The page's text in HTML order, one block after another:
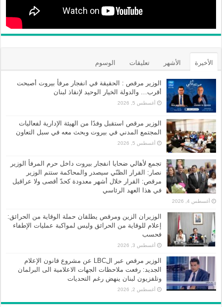
الأخيرة الأشهر تعليقات الوسوم
الوزير مرقص : الحقيقة في انفجار مرفأ بيروت أصبحت
أقرب… والدولة الخيار الوحيد لإنقاذ لبنان
أغسطس 5, 2026
الوزير مرقص استقبل وفدًا من الهيئة الإدارية لفعاليات
المجتمع المدني في بيروت وبحث معه في سبل التعاون
أغسطس 5, 2026
تجمع لأهالي ضحايا انفجار بيروت داخل حرم المرفأ الوزير
نصار: القرار الظنّي سيصدر والمحاكمة ستتم الوزير
مرقص: القرار خلال أشهر معدودة كحدّ أقصى ولا عراقيل
في هذا العهد الرئاسي
أغسطس 4, 2026
الوزيران الزين ومرقص يطلقان حملة الوقاية من الحرائق:
إعلام للوقاية من الحرائق وليس لمواكبة عمليات الإطفاء
فحسب
أغسطس 3, 2026
الوزير مرقص عبر الLBC عن مشروع قانون الإعلام
الجديد: رفعت ملاحظات الجهات الاعلامية الى البرلمان
وتلفزيون لبنان ينهض رغم التحديات
أغسطس 2, 2026